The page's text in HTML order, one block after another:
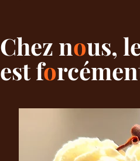
Chez nous,
est fo